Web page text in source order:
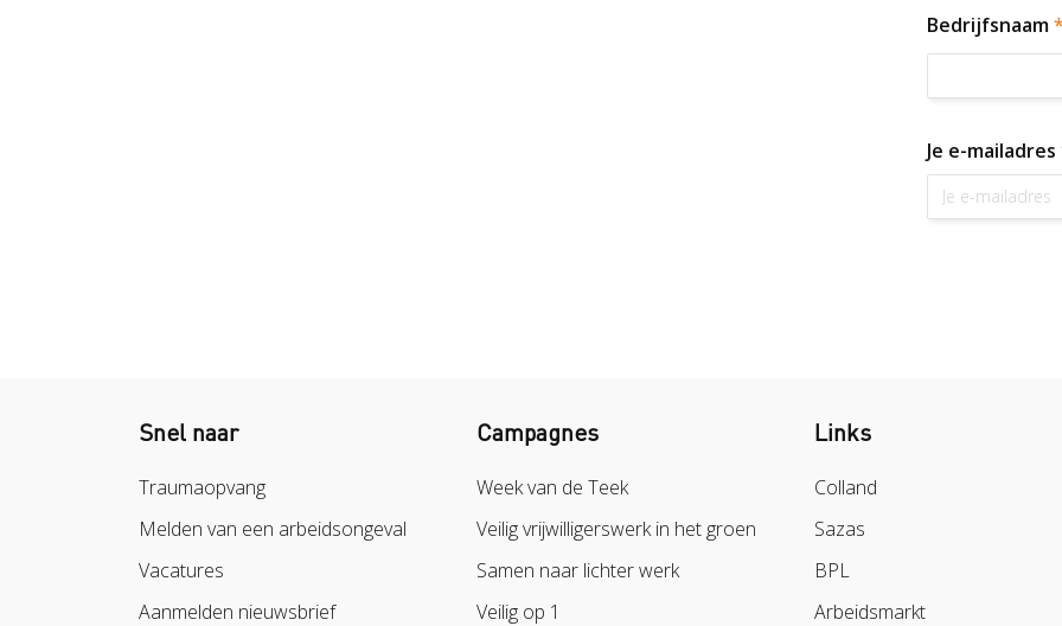
Bedrijfsnaam*
Je e-mailadres
Snel naar
Traumaopvang
Melden van een arbeidsongeval
Vacatures
Aanmelden nieuwsbrief
Campagnes
Week van de Teek
Veilig vrijwilligerswerk in het groen
Samen naar lichter werk
Veilig op 1
Links
Colland
Sazas
BPL
Arbeidsmarkt